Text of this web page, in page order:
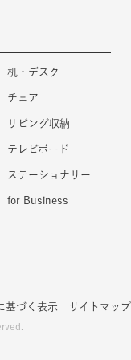
机・デスク
チェア
リビング収納
テレビボード
ステーショナリー
for Business
基づく表示 サイトマップ